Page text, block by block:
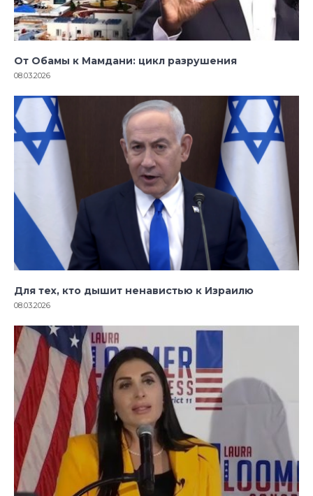
От Обамы к Мамдани: цикл разрушения
08.03.2026
Для тех, кто дышит ненавистью к Израилю
08.03.2026